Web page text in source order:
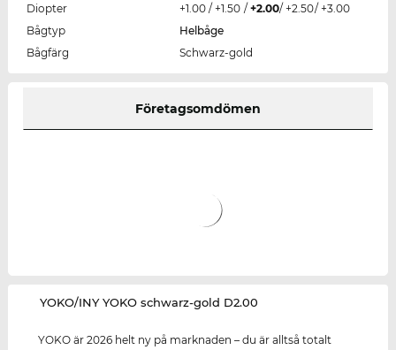
Diopter
+1.00 / +1.50 / +2.00/ +2.50/ +3.00
Bågtyp
Helbåge
Bågfärg
Schwarz-gold
Företagsomdömen
‌YOKO/INY YOKO schwarz-gold D2.00
YOKO är 2026 helt ny på marknaden – du är alltså totalt